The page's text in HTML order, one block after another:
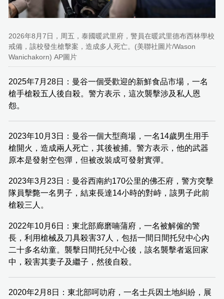
2026年8月7日，周五，泰國暖武里府，警員在暖武里德布西林學校
戒備，該校發生槍擊案，造成多人死亡。(美聯社圖片/Wason
Wanichakorn) AP圖片
2025年7月28日：曼谷一個受歡迎的新鮮食品市場，一名
槍手槍殺五人後自殺。警方表示，這次襲擊涉及私人恩
怨。
2023年10月3日：曼谷一個大型商場，一名14歲男生用手
槍開火，造成兩人死亡，其後被捕。警方表示，他的武器
原本是發射空包彈，但被改裝成可發射實彈。
2023年3月23日：曼谷西南約170公里的佛丕府，警方突擊
隊員擊斃一名男子，結束長達14小時的對峙，該男子此前
槍殺三人。
2022年10月6日：東北部廊磨喃蒲府，一名被解僱的警
長，利用槍械及刀具殺害37人，包括一間日間托兒中心內
二十多名幼童。襲擊日間托兒中心後，該名襲擊者返回家
中，殺害其妻子及繼子，然後自殺。
2020年2月8日：東北部呵叻府，一名士兵因土地糾紛，展